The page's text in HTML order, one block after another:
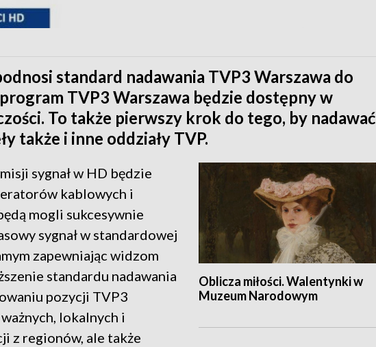
standard nadawania TVP3 Warszawa do
TVP3 Warszawa będzie dostępny w
To także pierwszy krok do tego, by nadawać
także i inne oddziały TVP.
Oblicza miłości. Walentynki w
Muzeum Narodowym
sygnał w HD będzie
kablowych i
mogli sukcesywnie
sygnał w standardowej
zapewniając widzom
standardu nadawania
pozycji TVP3
lokalnych i
z regionów, ale także